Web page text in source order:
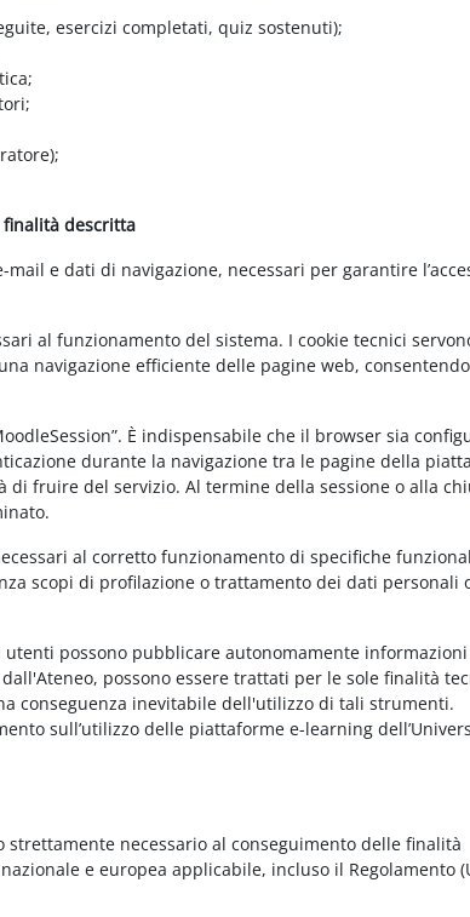
esercizi completati, quiz sostenuti);
descritta
e dati di navigazione, necessari per garantire
al funzionamento del sistema. I cookie tecnici
navigazione efficiente delle pagine web, consentendo
È indispensabile che il browser sia
durante la navigazione tra le pagine della
di fruire del servizio. Al termine della sessione o alla
al corretto funzionamento di specifiche
scopi di profilazione o trattamento dei dati personali
possono pubblicare autonomamente
possono essere trattati per le sole finalità
conseguenza inevitabile dell'utilizzo di tali strumenti.
sull’utilizzo delle piattaforme e-learning
necessario al conseguimento delle finalità
e europea applicabile, incluso il Regolamento